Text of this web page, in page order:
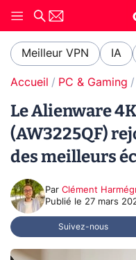
Meilleur VPN IA
Accueil PC & Gaming
Le Alienware
(AW3225QF)
des meilleurs
Par Clément
Publié le 27 mars
Suivez-nous